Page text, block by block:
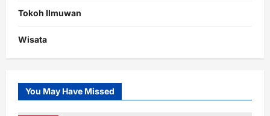
Tokoh Ilmuwan
Wisata
You May Have Missed